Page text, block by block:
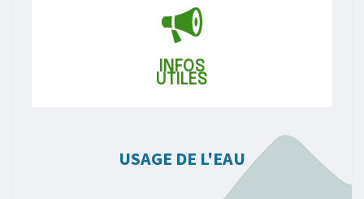
INFOS
UTILES
USAGE DE L'EAU